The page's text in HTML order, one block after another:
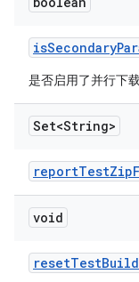
isSecondary
是否启用了并行下载
Set<String>
reportTestZip
void
resetTestBuild